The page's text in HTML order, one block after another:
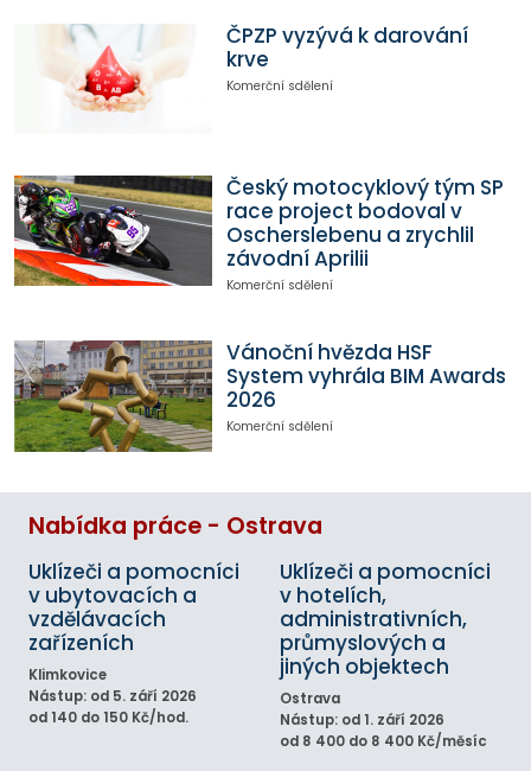
ČPZP vyzývá k darování
krve
Komerční sdělení
Český motocyklový tým SP
race project bodoval v
Oscherslebenu a zrychlil
závodní Aprilii
Komerční sdělení
Vánoční hvězda HSF
System vyhrála BIM Awards
2026
Komerční sdělení
Nabídka práce - Ostrava
Uklízeči a pomocníci
v ubytovacích a
vzdělávacích
zařízeních
Klimkovice
Nástup: od 5. září 2026
od 140 do 150 Kč/hod.
Uklízeči a pomocníci
v hotelích,
administrativních,
průmyslových a
jiných objektech
Ostrava
Nástup: od 1. září 2026
od 8 400 do 8 400 Kč/měsíc